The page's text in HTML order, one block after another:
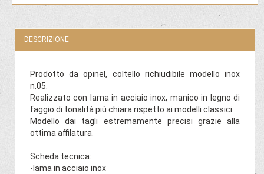
DESCRIZIONE
Prodotto da opinel, coltello richiudibile modello inox
n.05.
Realizzato con lama in acciaio inox, manico in legno di
faggio di tonalità più chiara rispetto ai modelli classici.
Modello dai tagli estremamente precisi grazie alla
ottima affilatura.
Scheda tecnica:
-lama in acciaio inox